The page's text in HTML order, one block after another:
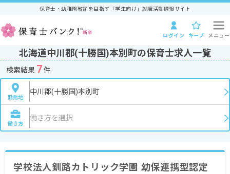
保育士・幼稚園教諭を目指す「学生向け」就職活動情報サイト
ログイン キープ メニュー
北海道中川郡(十勝国)本別町の保育士求人一覧
検索結果 7件
勤務地
中川郡(十勝国)本別町
働き方
働き方を選択
学校法人釧路カトリック学園 幼保連携型認定